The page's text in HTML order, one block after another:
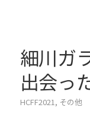
細川ガ
出会っ
HCFF2021 , その他